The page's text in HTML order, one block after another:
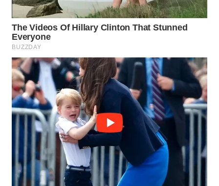
WN
PRIANGAN
TIMUR
SEMARANG
WN
SOLO
WN
BOROBUDUR
WN
MADURA